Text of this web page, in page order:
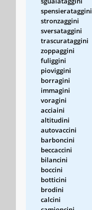
spensierataggini
stronzaggini
sversataggini
trascurataggini
zoppaggini
fuliggini
pioviggini
borragini
immagini
voragini
acciaini
altitudini
autovaccini
barboncini
beccaccini
bilancini
boccini
botticini
brodini
calcini